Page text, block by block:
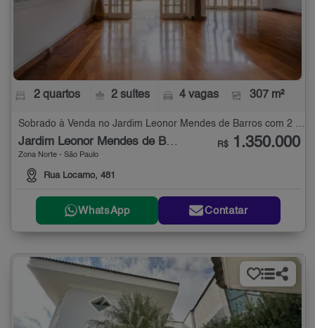
2 quartos 2 suítes 4 vagas 307 m²
Sobrado à Venda no Jardim Leonor Mendes de Barros com 2 quartos - 307 m²
Jardim Leonor Mendes de Barros
Zona Norte - São Paulo
Rua Locarno, 481
R$ 1.350.000
WhatsApp Contatar